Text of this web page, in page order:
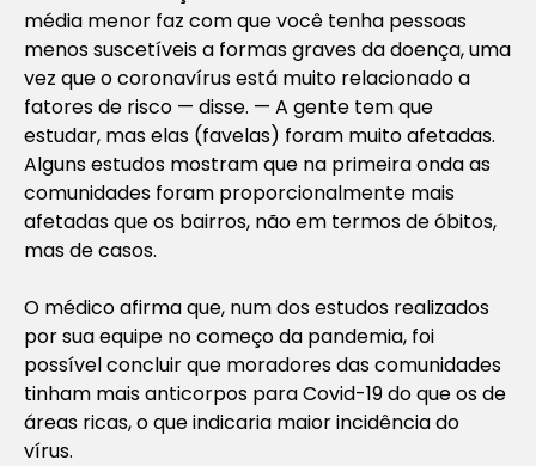
média menor faz com que você tenha pessoas
menos suscetíveis a formas graves da doença, uma
vez que o coronavírus está muito relacionado a
fatores de risco — disse. — A gente tem que
estudar, mas elas (favelas) foram muito afetadas.
Alguns estudos mostram que na primeira onda as
comunidades foram proporcionalmente mais
afetadas que os bairros, não em termos de óbitos,
mas de casos.
O médico afirma que, num dos estudos realizados
por sua equipe no começo da pandemia, foi
possível concluir que moradores das comunidades
tinham mais anticorpos para Covid-19 do que os de
áreas ricas, o que indicaria maior incidência do
vírus.